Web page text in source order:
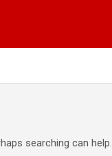
searching can help.